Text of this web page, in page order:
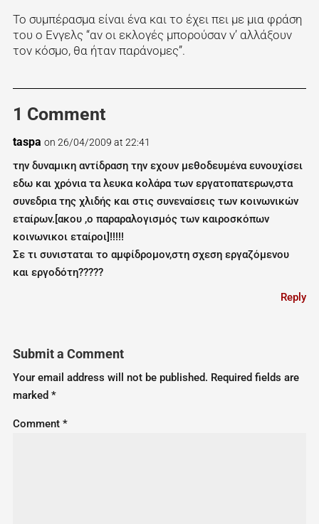
Το συμπέρασμα είναι ένα και το έχει πει με μια φράση
του ο Ενγελς “αν οι εκλογές μπορούσαν ν’ αλλάξουν
τον κόσμο, θα ήταν παράνομες”.
1 Comment
taspa on 26/04/2009 at 22:41
την δυναμικη αντίδραση την εχουν μεθοδευμένα ευνουχίσει
εδω και χρόνια τα λευκα κολάρα των εργατοπατερων,στα
συνεδρια της χλιδής και στις συνεναίσεις των κοινωνικών
εταίρων.[ακου ,ο παραραλογισμός των καιροσκόπων
κοινωνικοι εταίροι]!!!!!
Σε τι συνισταται το αμφίδρομον,στη σχεση εργαζόμενου
και εργοδότη?????
Reply
Submit a Comment
Your email address will not be published. Required fields are
marked *
Comment *